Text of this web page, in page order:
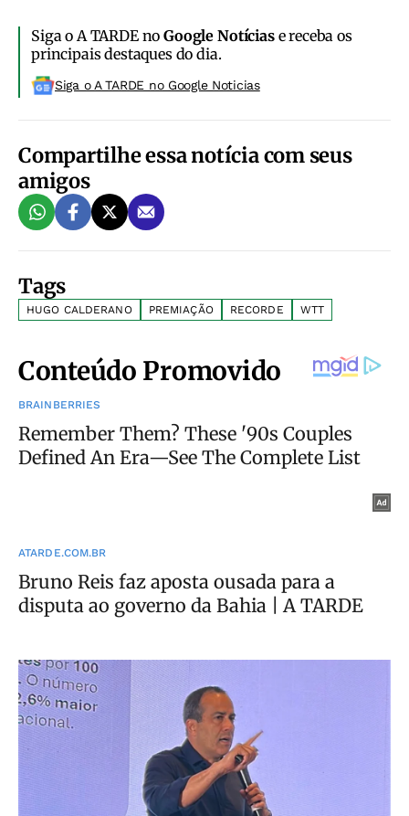
Siga o A TARDE noGoogle Notíciase receba os
principais destaques do dia.
Siga o A TARDE no Google Noticias
Compartilhe essa notícia com seus
amigos
Tags
HUGO CALDERANO PREMIAÇÃO RECORDE WTT